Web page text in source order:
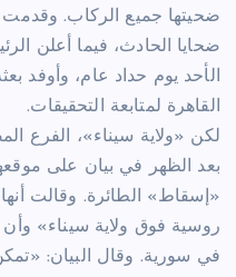
ضحيتها جميع الركاب. وقدمت
ضحايا الحادث، فيما أعلن
الأحد يوم حداد عام، وأوفد
القاهرة لمتابعة التحقيقات.
لكن «ولاية سيناء»، الفرع
بعد الظهر في بيان على
«إسقاط» الطائرة. وقالت
روسية فوق ولاية سيناء»
في سورية. وقال البيان: